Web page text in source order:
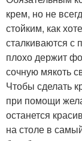
крем, но не
стойким, как
сталкиваются с
плохо держит
сочную мякоть
Чтобы сделать
при помощи
останется
на столе в